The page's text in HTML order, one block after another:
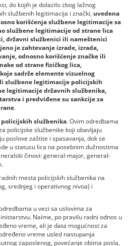
do kojih je dolazilo zbog lažnog
službenih legitimacija i znački, uvedena
korišćenja službene legitimacije sa
službene legitimacije od strane lica
državni službenici ili nameštenici
je zahtevanje izrade, izrada,
odnosno korišćenje značke ili
od strane fizičkog lica,
sadrže elemente vizuelnog
službene legitimacije policijskih
legitimacije državnih službenika,
i predviđene su sankcije za
.
policijskih službenika. Ovim odredbama
policijske službenike koji obavlјaju
poslove zaštite i spasavanja, dok se
u statusu lica na posebnim dužnostima
činovi: general-major, general-
mesta policijskih službenika na
srednjeg i operativnog nivoa) i
u vezi sa uslovima za
Naime, po pravilu radni odnos u
vreme, ali je data mogućnost za
vreme usled nastupanja
zaposlenog, povećanje obima posla,